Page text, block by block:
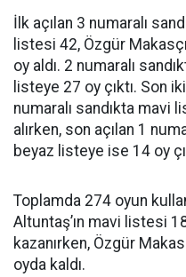
İlk açılan 3 numaralı
listesi 42, Özgür
oy aldı. 2 numaralı
listeye 27 oy çıktı. Son
numaralı sandıkta mavi
alırken, son açılan 1
beyaz listeye ise 14 oy
Toplamda 274 oyun
Altuntaş’ın mavi listesi
kazanırken, Özgür
oyda kaldı.